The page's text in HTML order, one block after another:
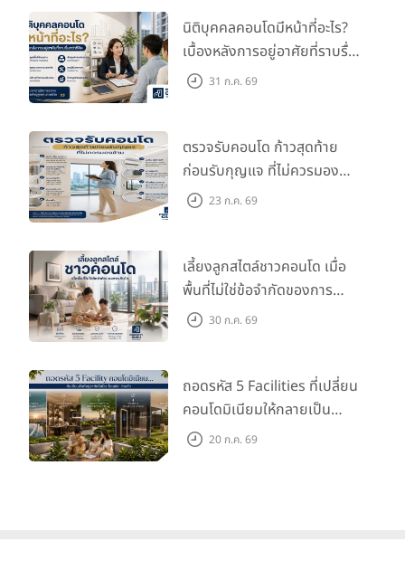
สัญญากันแบบเป็นจริงเป็นจังเลย (ในรูปแบบของ Estate Agency
Agreement หรือ Property Agency Agreement) แต่บ้านเราบาง
รายก็เซ็นเป็นทางการเหมือนกัน แต่ส่วนใหญ่จะคุย หรือตกลงกันปาก
เปล่า หลักๆ เลยที่เราควรคุย และตกลงกันให้ชัดคือเรื่องประมาณนี้ค่ะ
จำนวนค่าเช่า 1 เดือน) จ่ายกันวันไหน?
ค่าใช้จ่ายเกี่ยวข้องกับการโอน เช่น ค่าธรรมเนียมการโอน ภาษีธุรกิจ
เฉพาะ ภาษีเงินได้ ใครรับผิดชอบ?
กรณีการเช่า ถ้าคนเช่าต่อสัญญา จะมีค่านายหน้าด้วยหรือไม่ แต่ถ้า
คนเช่าอยู่ไม่ครบสัญญา จะทำไงกับค่านายหน้าที่จ่ายเต็มไปแล้ว?
4. "ขอบเขตงาน" ที่นายหน้าจะทำให้มีอะไรบ้าง?
นอกเหนือจากการตกลงกันเรื่อง "เงินๆ ทองๆ" ให้ชัดเจนแล้ว ขอบเขต
พาลูกค้าไปดูห้องด้วยไหม กุญแจคอนโดจะเก็บยังไง หรือไปเอาได้ที่ไหน
สัญญาหรือเอกสารที่เกี่ยวข้อง (เช่น สัญญาเช่าคอนโด หรือสัญญาจะซื้อ
จะขาย) จะช่วยเตรียมให้ด้วยไหม หรือถ้าเป็นกรณีการเช่า ถ้าคนเช่ามี
ปัญหา จะมาช่วยเคลียร์ หรือร่วมกันแก้ปัญหาด้วยรึเปล่า เป็นต้นค่ะ แต่
ถึงแม้ว่าบางกรณีถ้านายหน้าจะช่วยดูแลเอกสารสัญญาให้เราด้วย แต่เรา
นิติบุคคลคอนโดมีหน้าที่อะไร?
เบื้องหลังการอยู่อาศัยที่ราบรื่น
กว่าที่คิด31 ก.ค. 69
ตรวจรับคอนโด ก้าวสุดท้าย
ก่อนรับกุญแจ ที่ไม่ควรมอง
ข้าม 23 ก.ค. 69
เลี้ยงลูกสไตล์ชาวคอนโด เมื่อ
พื้นที่ไม่ใช่ข้อจำกัดของการ
เติบโต30 ก.ค. 69
ถอดรหัส 5 Facilities ที่เปลี่ยน
คอนโดมิเนียมให้กลายเป็น
‘โอเอซิส’ ส่วนตัวกลางเมือง
20 ก.ค. 69